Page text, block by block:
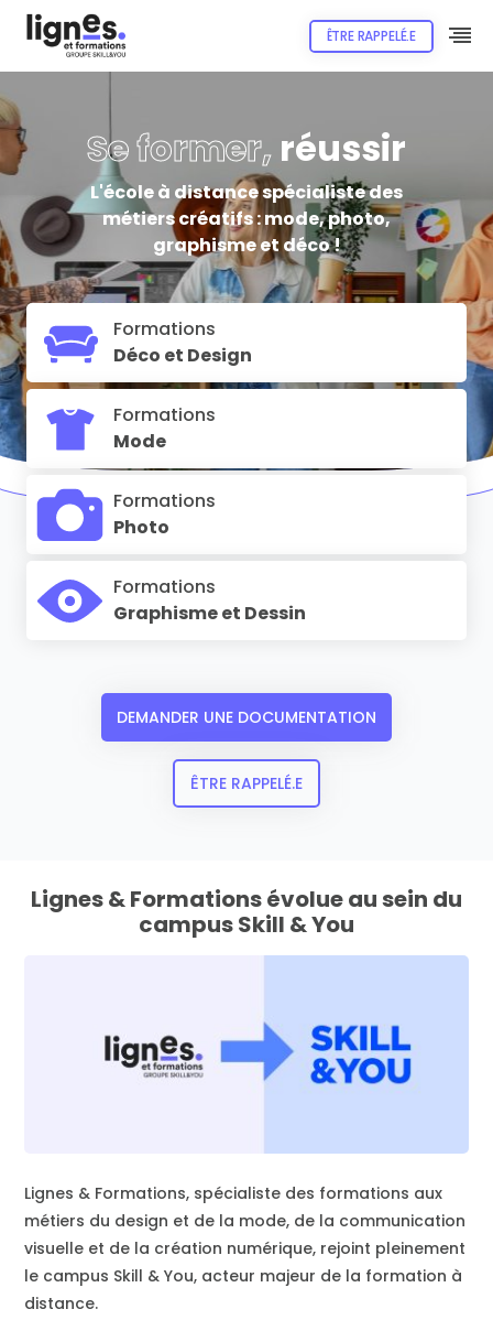
ÊTRE RAPPELÉ.E
Se former, réussir
L'école à distance spécialiste des
métiers créatifs : mode, photo,
graphisme et déco !
Formations
Déco et Design
Formations
Mode
Formations
Photo
Formations
Graphisme et Dessin
DEMANDER UNE DOCUMENTATION
ÊTRE RAPPELÉ.E
Lignes & Formations évolue au sein du
campus Skill & You
Lignes & Formations, spécialiste des formations aux
métiers du design et de la mode, de la communication
visuelle et de la création numérique, rejoint pleinement
le campus Skill & You, acteur majeur de la formation à
distance.